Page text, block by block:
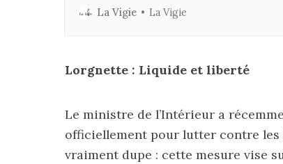
La Vigie La Vigie
Lorgnette : Liquide et liberté
Le ministre de l’Intérieur a
officiellement pour lutter contre les
vraiment dupe : cette mesure vise